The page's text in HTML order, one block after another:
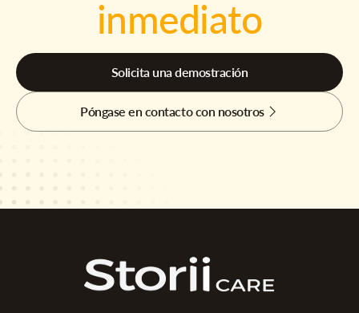
inmediato
Solicita una demostración
Póngase en contacto con nosotros